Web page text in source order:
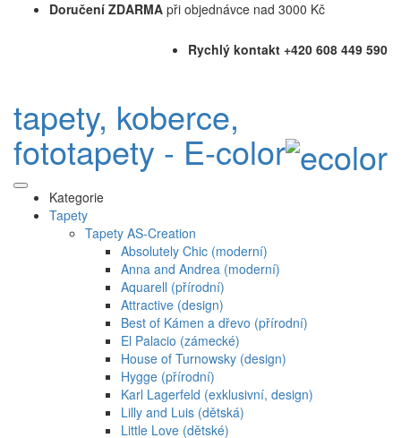
Doručení ZDARMA při objednávce nad 3000 Kč
Rychlý kontakt +420 608 449 590
tapety, koberce,
fototapety - E-color
Kategorie
Tapety
Tapety AS-Creation
Absolutely Chic (moderní)
Anna and Andrea (moderní)
Aquarell (přírodní)
Attractive (design)
Best of Kámen a dřevo (přírodní)
El Palacio (zámecké)
House of Turnowsky (design)
Hygge (přírodní)
Karl Lagerfeld (exklusivní, design)
Lilly and Luis (dětská)
Little Love (dětské)